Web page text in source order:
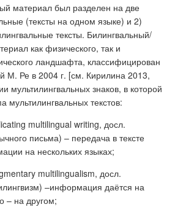
материал был разделен на две
(тексты на одном языке) и 2)
тексты. Билингвальный/
как физического, так и
ландшафта, классифицирован
М. Ре в 2004 г. [см. Кирилина 2013,
мультилингвальных знаков, в которой
мультилингвальных текстов:
multilingual writing, досл.
письма) – передача в тексте
на нескольких языках;
multilingualism, досл.
–информация даётся на
– на другом;